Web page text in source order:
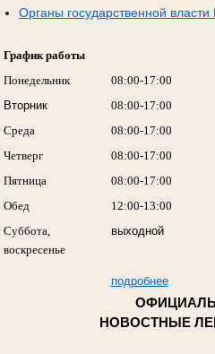
Органы государственной
График работы
Понедельник
08:00-17:00
Вторник
08:00-17:00
Среда
08:00-17:00
Четверг
08:00-17:00
Пятница
08:00-17:00
Обед
12:00-13:00
Суббота,
воскресенье
выходной
подробнее
НОВОСТНЫЕ